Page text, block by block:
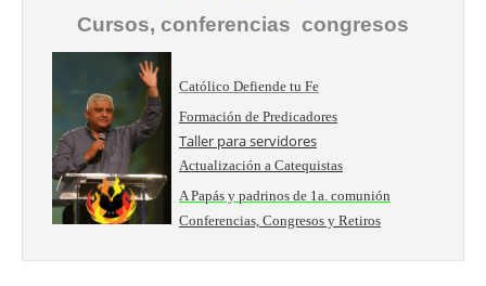
Cursos, conferencias congresos
Católico Defiende tu Fe
Formación de Predicadores
Taller para servidores
Actualización a Catequistas
A Papás y padrinos de 1a. comunión
Conferencias, Congresos y Retiros